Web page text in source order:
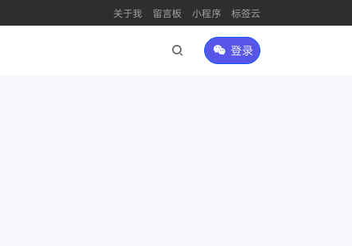
关于我 留言板 小程序 标签云
登录